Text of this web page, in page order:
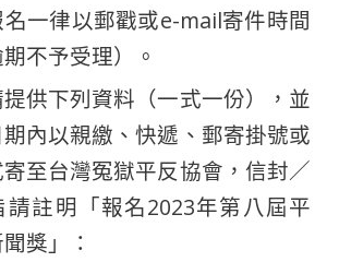
名一律以郵戳或e-mail寄件時間
不予受理）。
供下列資料（一式一份），並
內以親繳、快遞、郵寄掛號或
至台灣冤獄平反協會，信封／
請註明「報名2023年第八屆平
獎」：